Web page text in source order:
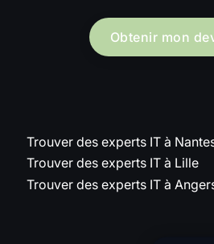
Obtenir mon
Trouver des experts IT à
Trouver des experts IT à Lille
Trouver des experts IT à